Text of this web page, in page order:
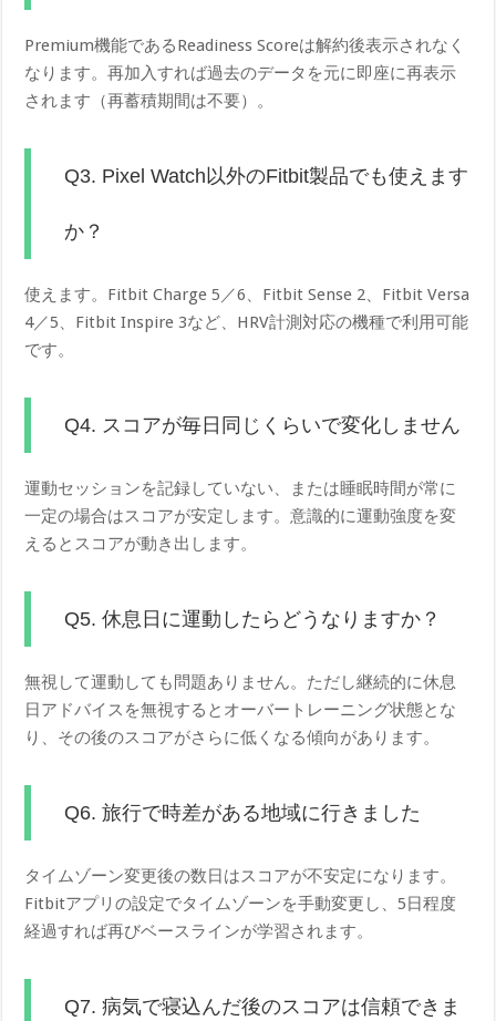
Premium機能であるReadiness Scoreは解約後表示されなく
なります。再加入すれば過去のデータを元に即座に再表示
されます（再蓄積期間は不要）。
Q3. Pixel Watch以外のFitbit製品でも使えます
か？
使えます。Fitbit Charge 5／6、Fitbit Sense 2、Fitbit Versa
4／5、Fitbit Inspire 3など、HRV計測対応の機種で利用可能
です。
Q4. スコアが毎日同じくらいで変化しません
運動セッションを記録していない、または睡眠時間が常に
一定の場合はスコアが安定します。意識的に運動強度を変
えるとスコアが動き出します。
Q5. 休息日に運動したらどうなりますか？
無視して運動しても問題ありません。ただし継続的に休息
日アドバイスを無視するとオーバートレーニング状態とな
り、その後のスコアがさらに低くなる傾向があります。
Q6. 旅行で時差がある地域に行きました
タイムゾーン変更後の数日はスコアが不安定になります。
Fitbitアプリの設定でタイムゾーンを手動変更し、5日程度
経過すれば再びベースラインが学習されます。
Q7. 病気で寝込んだ後のスコアは信頼できま